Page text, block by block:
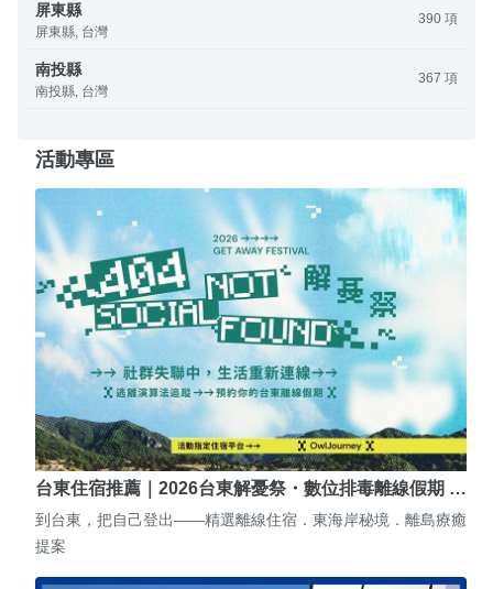
屏東縣
屏東縣, 台灣
390 項
南投縣
南投縣, 台灣
367 項
活動專區
台東住宿推薦｜2026台東解憂祭・數位排毒離線假期 …
到台東，把自己登出——精選離線住宿．東海岸秘境．離島療癒
提案